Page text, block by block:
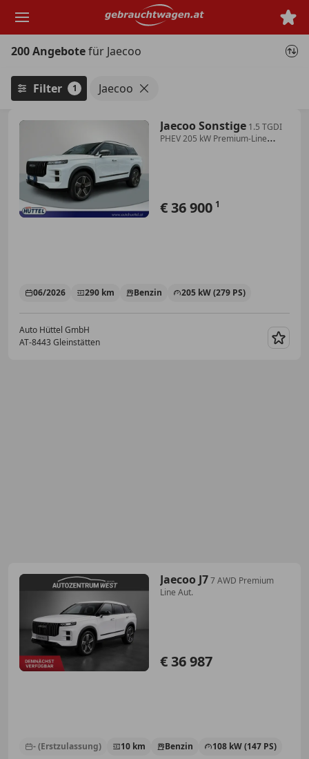
Hauptinhalt
200 Angebotefür Jaecoo
Filter 1 Jaecoo
Jaecoo Sonstige 1.5 TGDI
PHEV 205 kW Premium-Line
€ 36 900 1
06/2026 290 km Benzin 205 kW (279 PS)
Auto Hüttel GmbH
AT-8443 Gleinstätten
Jaecoo J77 AWD Premium
Line Aut.
€ 36 987
- (Erstzulassung) 10 km Benzin
108 kW (147 PS)